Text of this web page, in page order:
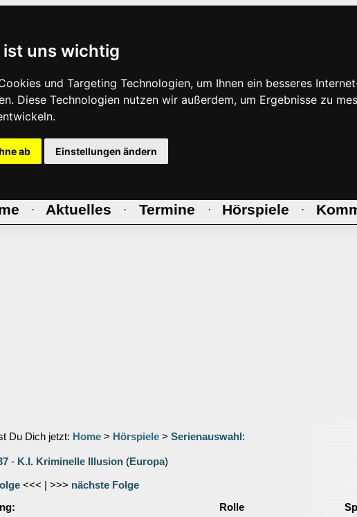
uns wichtig
und Targeting Technologien, um Ihnen ein besseres
Diese Technologien nutzen wir außerdem, um Ergebnisse zu
ab Einstellungen ändern
· Aktuelles · Termine · Hörspiele ·
Du Dich jetzt: Home > Hörspiele > Serienauswahl :
- K.I. Kriminelle Illusion (Europa)
<<< | >>> nächste Folge
Rolle